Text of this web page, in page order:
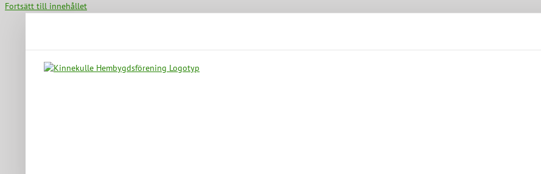
Fortsätt till innehållet